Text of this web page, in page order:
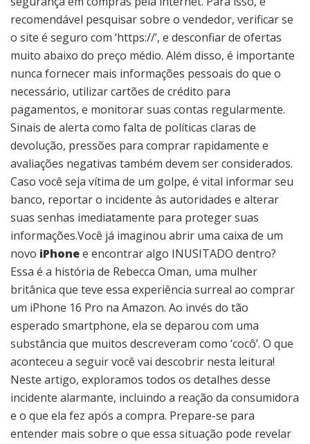
recomendável pesquisar sobre o vendedor, verificar se
o site é seguro com ‘https://’, e desconfiar de ofertas
muito abaixo do preço médio. Além disso, é importante
nunca fornecer mais informações pessoais do que o
necessário, utilizar cartões de crédito para
pagamentos, e monitorar suas contas regularmente.
Sinais de alerta como falta de políticas claras de
devolução, pressões para comprar rapidamente e
avaliações negativas também devem ser considerados.
Caso você seja vítima de um golpe, é vital informar seu
banco, reportar o incidente às autoridades e alterar
suas senhas imediatamente para proteger suas
informações.Você já imaginou abrir uma caixa de um
novo iPhonee encontrar algo INUSITADO dentro?
Essa é a história de Rebecca Oman, uma mulher
britânica que teve essa experiência surreal ao comprar
um iPhone 16 Pro na Amazon. Ao invés do tão
esperado smartphone, ela se deparou com uma
substância que muitos descreveram como ‘cocô’. O que
aconteceu a seguir você vai descobrir nesta leitura!
Neste artigo, exploramos todos os detalhes desse
incidente alarmante, incluindo a reação da consumidora
e o que ela fez após a compra. Prepare-se para
entender mais sobre o que essa situação pode revelar